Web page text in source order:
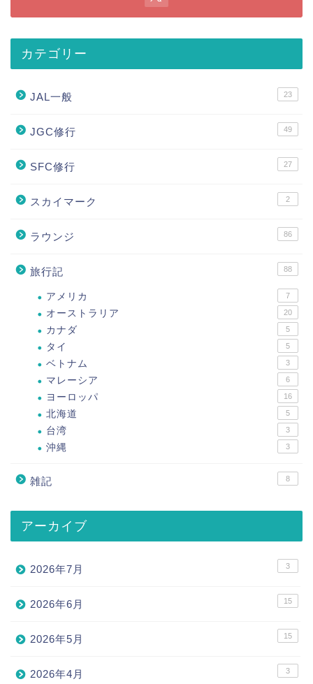
カテゴリー
JAL一般 23
JGC修行 49
SFC修行 27
スカイマーク 2
ラウンジ 86
旅行記 88
アメリカ 7
オーストラリア 20
カナダ 5
タイ 5
ベトナム 3
マレーシア 6
ヨーロッパ 16
北海道 5
台湾 3
沖縄 3
雑記 8
アーカイブ
2026年7月 3
2026年6月 15
2026年5月 15
2026年4月 3